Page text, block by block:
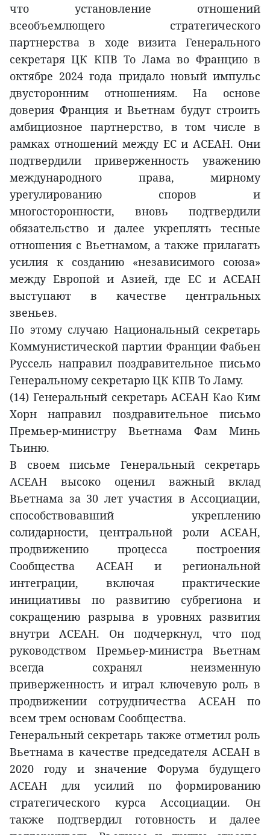
что установление отношений
всеобъемлющего стратегического
партнерства в ходе визита Генерального
секретаря ЦК КПВ То Лама во Францию в
октябре 2024 года придало новый импульс
двусторонним отношениям. На основе
доверия Франция и Вьетнам будут строить
амбициозное партнерство, в том числе в
рамках отношений между ЕС и АСЕАН. Они
подтвердили приверженность уважению
международного права, мирному
урегулированию споров и
многосторонности, вновь подтвердили
обязательство и далее укреплять тесные
отношения с Вьетнамом, а также прилагать
усилия к созданию «независимого союза»
между Европой и Азией, где ЕС и АСЕАН
выступают в качестве центральных
звеньев.
По этому случаю Национальный секретарь
Коммунистической партии Франции Фабьен
Руссель направил поздравительное письмо
Генеральному секретарю ЦК КПВ То Ламу.
(14) Генеральный секретарь АСЕАН Као Ким
Хорн направил поздравительное письмо
Премьер-министру Вьетнама Фам Минь
Тьиню.
В своем письме Генеральный секретарь
АСЕАН высоко оценил важный вклад
Вьетнама за 30 лет участия в Ассоциации,
способствовавший укреплению
солидарности, центральной роли АСЕАН,
продвижению процесса построения
Сообщества АСЕАН и региональной
интеграции, включая практические
инициативы по развитию субрегиона и
сокращению разрыва в уровнях развития
внутри АСЕАН. Он подчеркнул, что под
руководством Премьер-министра Вьетнам
всегда сохранял неизменную
приверженность и играл ключевую роль в
продвижении сотрудничества АСЕАН по
всем трем основам Сообщества.
Генеральный секретарь также отметил роль
Вьетнама в качестве председателя АСЕАН в
2020 году и значение Форума будущего
АСЕАН для усилий по формированию
стратегического курса Ассоциации. Он
также подтвердил готовность и далее